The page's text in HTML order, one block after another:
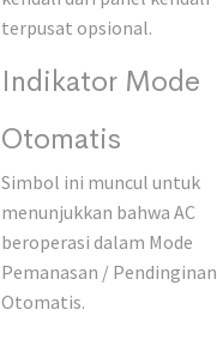
terpusat opsional.
Indikator Mode
Otomatis
Simbol ini muncul untuk
menunjukkan bahwa AC
beroperasi dalam Mode
Pemanasan / Pendinginan
Otomatis.